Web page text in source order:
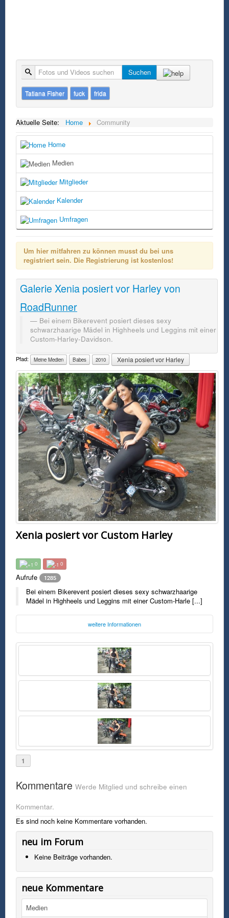
Suche Suchen
Tatiana Fisher fuck frida
Aktuelle Seite: Home Community
Home
Medien
Mitglieder
Kalender
Umfragen
Um hier mitfahren zu können musst du bei uns
registriert sein. Die Registrierung ist kostenlos!
Galerie Xenia posiert vor Harleyvon
RoadRunner
Bei einem Bikerevent posiert dieses sexy
schwarzhaarige Mädel in Highheels und Leggins mit einer
Custom-Harley-Davidson.
Pfad: Meine Medien Babes 2010 Xenia posiert vor Harley
Xenia posiert vor Custom Harley
0 0
Aufrufe 1285
Bei einem Bikerevent posiert dieses sexy schwarzhaarige
Mädel in Highheels und Leggins mit einer Custom-Harle [...]
weitere Informationen
Foto:Unbekannt
Mittwoch, 23. November 2016 09:34 Uhr
Bei einem Bikerevent posiert dieses sexy schwarzhaarige Mädel in
Highheels und Leggins mit einer Custom-Harley-Davidson.
1
Kommentare Werde Mitglied und schreibe einen
Kommentar.
Es sind noch keine Kommentare vorhanden.
neu im Forum
Keine Beiträge vorhanden.
neue Kommentare
Medien